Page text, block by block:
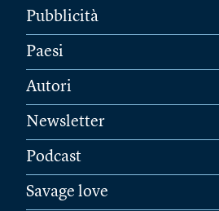
Pubblicità
Paesi
Autori
Newsletter
Podcast
Savage love